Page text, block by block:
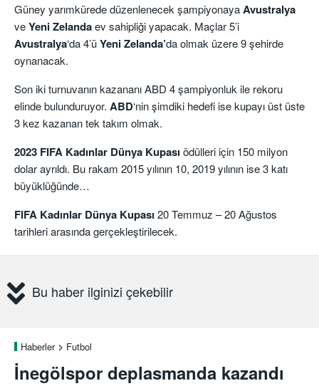
Güney yarımkürede düzenlenecek şampiyonayaAvustralya
veYeni Zelandaev sahipliği yapacak. Maçlar 5’i
Avustralya‘da 4’üYeniZelanda’da olmak üzere 9 şehirde
oynanacak.
Son iki turnuvanın kazananı ABD 4 şampiyonluk ile rekoru
elinde bulunduruyor. ABD‘nin şimdiki hedefi ise kupayı üst üste
3 kez kazanan tek takım olmak.
2023 FIFA Kadınlar Dünya Kupası ödülleri için 150 milyon
dolar ayrıldı. Bu rakam 2015 yılının 10, 2019 yılının ise 3 katı
büyüklüğünde…
FIFA Kadınlar Dünya Kupası 20 Temmuz – 20 Ağustos
tarihleri arasında gerçekleştirilecek.
Bu haber ilginizi çekebilir
Haberler Futbol
İnegölspor deplasmanda kazandı